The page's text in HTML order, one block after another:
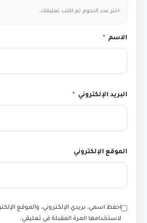
اختر عدد النجوم ثم اكتب تعليقك.
الاسم *
البريد الإلكتروني *
الموقع الإلكتروني
احفظ اسمي، بريدي الإلكتروني، والموقع
لاستخدامها المرة المقبلة في تعليقي.